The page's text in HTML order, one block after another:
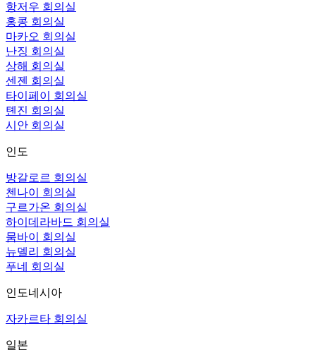
항저우 회의실
홍콩 회의실
마카오 회의실
난징 회의실
상해 회의실
센젠 회의실
타이페이 회의실
톈진 회의실
시안 회의실
인도
방갈로르 회의실
첸나이 회의실
구르가온 회의실
하이데라바드 회의실
뭄바이 회의실
뉴델리 회의실
푸네 회의실
인도네시아
자카르타 회의실
일본